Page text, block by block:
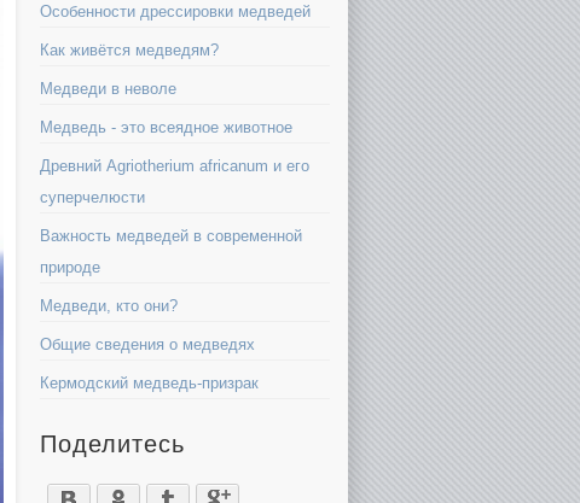
Особенности дрессировки медведей
Как живётся медведям?
Медведи в неволе
Медведь - это всеядное животное
Древний Agriotherium africanum и его
суперчелюсти
Важность медведей в современной
природе
Медведи, кто они?
Общие сведения о медведях
Кермодский медведь-призрак
Поделитесь